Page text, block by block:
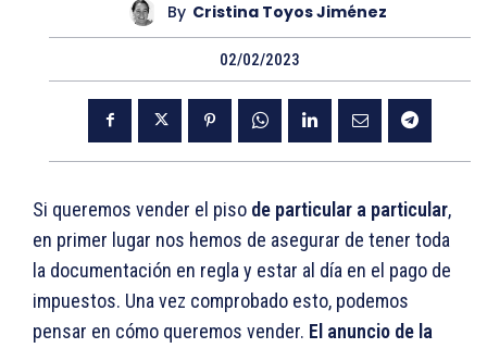
By Cristina Toyos Jiménez
02/02/2023
Si queremos vender el piso de particular a particular,
en primer lugar nos hemos de asegurar de tener toda
la documentación en regla y estar al día en el pago de
impuestos. Una vez comprobado esto, podemos
pensar en cómo queremos vender. El anuncio de la